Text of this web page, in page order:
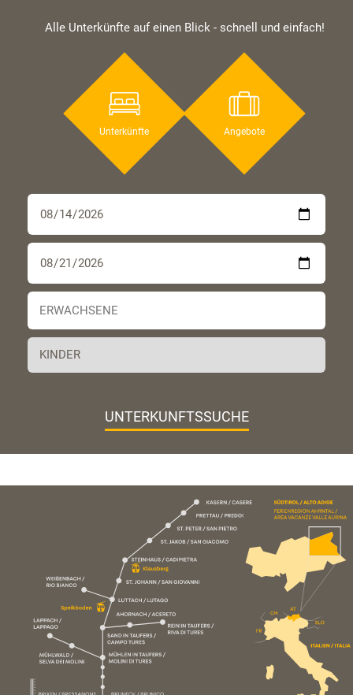
Alle Unterkünfte auf einen Blick - schnell und einfach!
Unterkünfte Angebote
UNTERKUNFTSSUCHE